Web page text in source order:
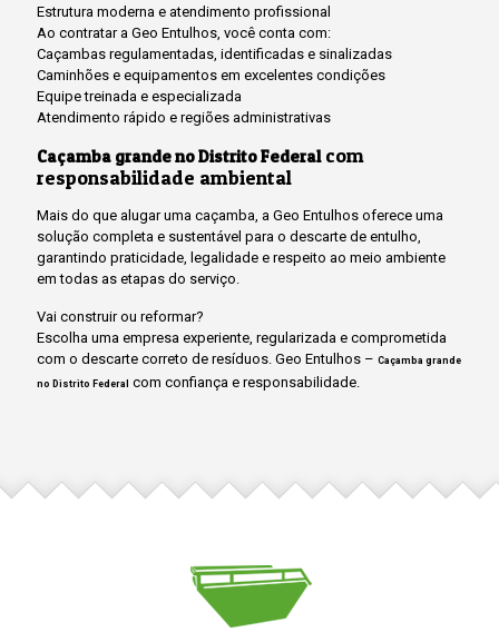
Estrutura moderna e atendimento profissional
Ao contratar a Geo Entulhos, você conta com:
Caçambas regulamentadas, identificadas e sinalizadas
Caminhões e equipamentos em excelentes condições
Equipe treinada e especializada
Atendimento rápido e regiões administrativas
Caçamba grande no Distrito Federalcom
responsabilidade ambiental
Mais do que alugar uma caçamba, a Geo Entulhos oferece uma
solução completa e sustentável para o descarte de entulho,
garantindo praticidade, legalidade e respeito ao meio ambiente
em todas as etapas do serviço.
Vai construir ou reformar?
Escolha uma empresa experiente, regularizada e comprometida
com o descarte correto de resíduos. Geo Entulhos – Caçamba grande
no Distrito Federal com confiança e responsabilidade.